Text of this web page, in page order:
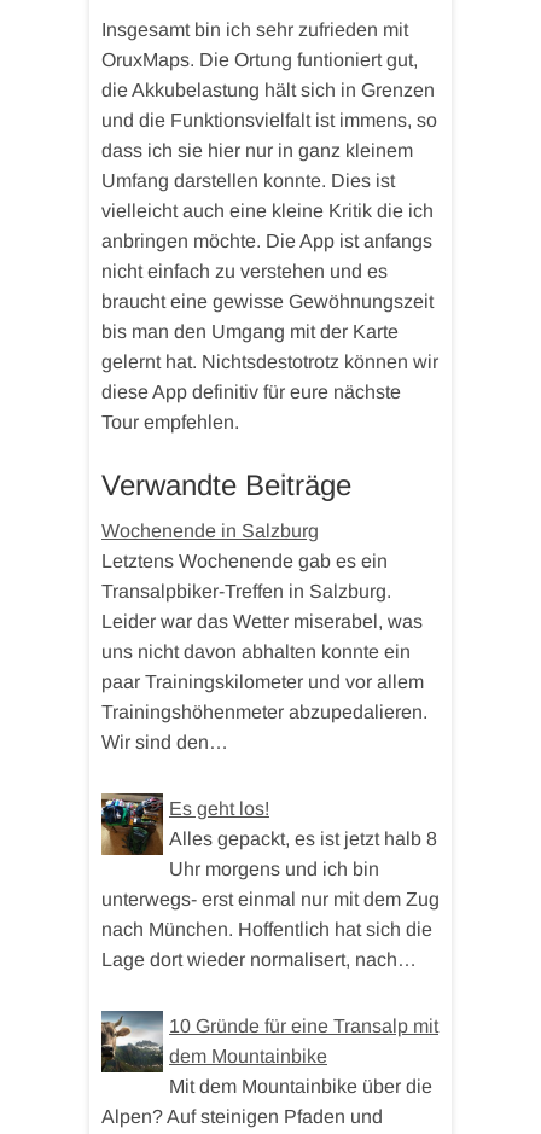
Insgesamt bin ich sehr zufrieden mit
OruxMaps. Die Ortung funtioniert gut,
die Akkubelastung hält sich in Grenzen
und die Funktionsvielfalt ist immens, so
dass ich sie hier nur in ganz kleinem
Umfang darstellen konnte. Dies ist
vielleicht auch eine kleine Kritik die ich
anbringen möchte. Die App ist anfangs
nicht einfach zu verstehen und es
braucht eine gewisse Gewöhnungszeit
bis man den Umgang mit der Karte
gelernt hat. Nichtsdestotrotz können wir
diese App definitiv für eure nächste
Tour empfehlen.
Verwandte Beiträge
Wochenende in Salzburg
Letztens Wochenende gab es ein
Transalpbiker-Treffen in Salzburg.
Leider war das Wetter miserabel, was
uns nicht davon abhalten konnte ein
paar Trainingskilometer und vor allem
Trainingshöhenmeter abzupedalieren.
Wir sind den…
Es geht los!
Alles gepackt, es ist jetzt halb 8
Uhr morgens und ich bin
unterwegs- erst einmal nur mit dem Zug
nach München. Hoffentlich hat sich die
Lage dort wieder normalisert, nach…
10 Gründe für eine Transalp mit
dem Mountainbike
Mit dem Mountainbike über die
Alpen? Auf steinigen Pfaden und